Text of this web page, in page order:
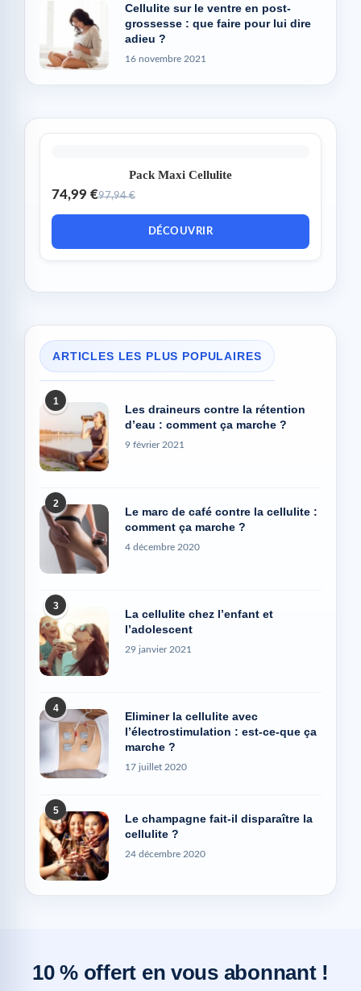
Cellulite sur le ventre en post-
grossesse : que faire pour lui dire
adieu ?
16 novembre 2021
Pack Maxi Cellulite
74,99 €97,94 €
DÉCOUVRIR
ARTICLES LES PLUS POPULAIRES
1
Les draineurs contre la rétention
d’eau : comment ça marche ?
9 février 2021
2
Le marc de café contre la cellulite :
comment ça marche ?
4 décembre 2020
3
La cellulite chez l’enfant et
l’adolescent
29 janvier 2021
4
Eliminer la cellulite avec
l’électrostimulation : est-ce-que ça
marche ?
17 juillet 2020
5
Le champagne fait-il disparaître la
cellulite ?
24 décembre 2020
10 % offert en vous abonnant !